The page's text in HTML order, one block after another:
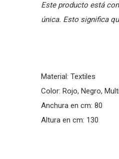
Este producto está
única. Esto significa
Material: Textiles
Color: Rojo, Negro,
Anchura en cm: 80
Altura en cm: 130